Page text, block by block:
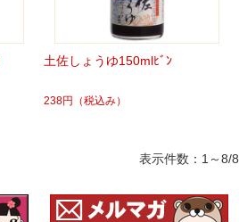
土佐しょうゆ150mlﾋﾞﾝ
238円 （税込み）
表示件数：1～8/8